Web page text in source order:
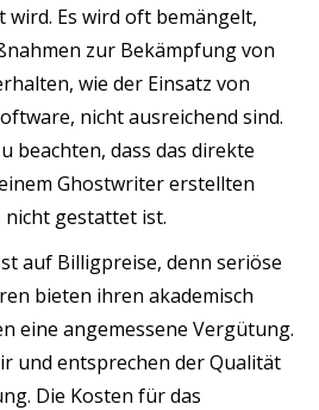
Es wird oft bemängelt,
zur Bekämpfung von
wie der Einsatz von
nicht ausreichend sind.
beachten, dass das direkte
Ghostwriter erstellten
gestattet ist.
auf Billigpreise, denn seriöse
bieten ihren akademisch
eine angemessene Vergütung.
und entsprechen der Qualität
Die Kosten für das